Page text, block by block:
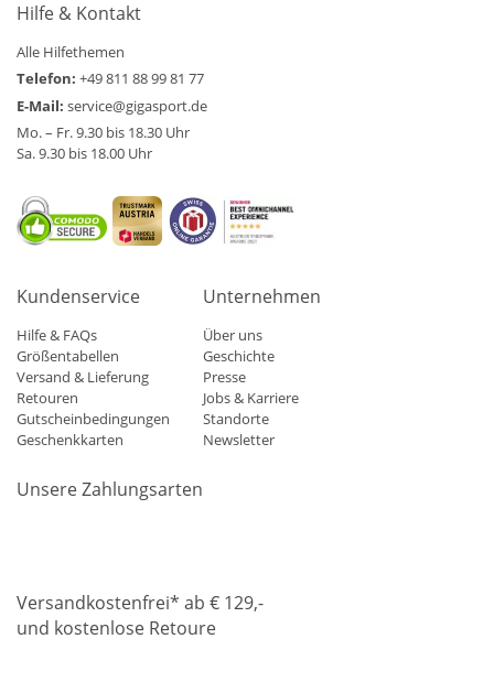
Hilfe & Kontakt
Alle Hilfethemen
Telefon: +49 811 88 99 81 77
E-Mail: service@gigasport.de
Mo. – Fr. 9.30 bis 18.30 Uhr
Sa. 9.30 bis 18.00 Uhr
Kundenservice
Hilfe & FAQs
Größentabellen
Versand & Lieferung
Retouren
Gutscheinbedingungen
Geschenkkarten
Unternehmen
Über uns
Geschichte
Presse
Jobs & Karriere
Standorte
Newsletter
Unsere Zahlungsarten
Versandkostenfrei* ab € 129,-
und kostenlose Retoure